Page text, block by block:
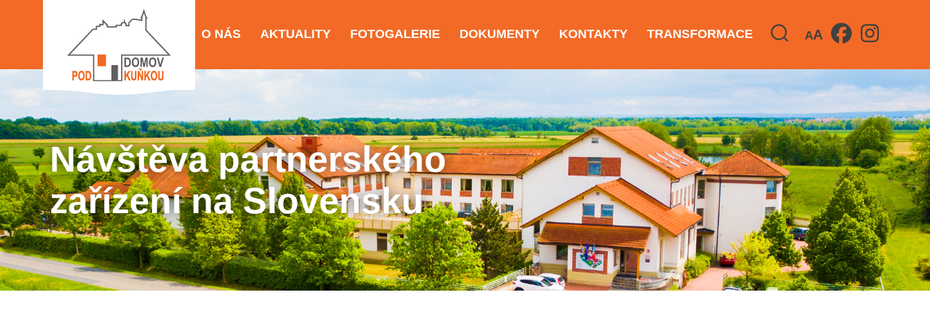
O NÁS AKTUALITY FOTOGALERIE DOKUMENTY KONTAKTY TRANSFORMACE AA
Návštěva partnerského
zařízení na Slovensku